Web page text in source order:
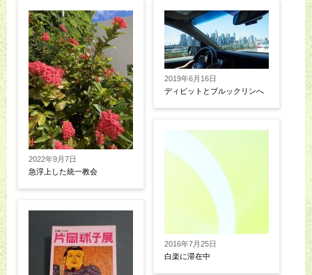
2022年9月7日
急浮上した統一教会
2019年6月16日
ディビットとブルックリンへ
2016年7月25日
白楽に滞在中